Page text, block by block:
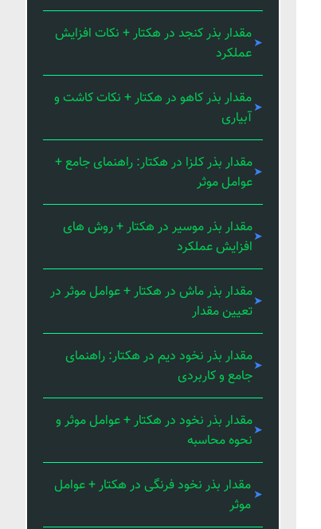
مقدار بذر کنجد در هکتار + نکات افزایش
عملکرد
مقدار بذر کاهو در هکتار + نکات کاشت و
آبیاری
مقدار بذر کلزا در هکتار: راهنمای جامع +
عوامل موثر
مقدار بذر موسیر در هکتار + روش های
افزایش عملکرد
مقدار بذر ماش در هکتار + عوامل موثر در
تعیین مقدار
مقدار بذر نخود دیم در هکتار: راهنمای
جامع و کاربردی
مقدار بذر نخود در هکتار + عوامل موثر و
نحوه محاسبه
مقدار بذر نخود فرنگی در هکتار + عوامل
موثر